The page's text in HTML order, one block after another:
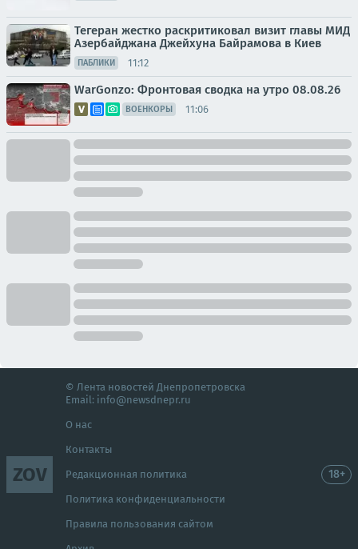
Тегеран жестко раскритиковал визит главы МИД
Азербайджана Джейхуна Байрамова в Киев
ПАБЛИКИ 11:12
WarGonzo: Фронтовая сводка на утро 08.08.26
ВОЕНКОРЫ 11:06
ZOV
© Лента новостей Днепропетровска
Email: info@newsdnepr.ru
О нас
Контакты
Редакционная политика
Политика конфиденциальности
Правила пользования сайтом
18+